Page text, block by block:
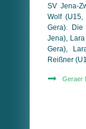
SV Jena-
Wolf
Gera).
Jena),
Gera),
Reißner
Geraer